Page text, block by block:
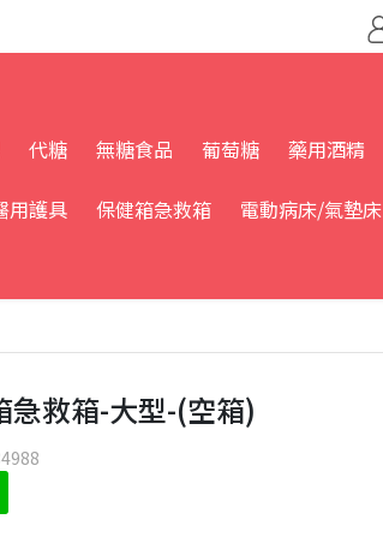
代糖 無糖食品 葡萄糖 藥用酒精
用護具 保健箱急救箱 電動病床/氣墊床
急救箱-大型-(空箱)